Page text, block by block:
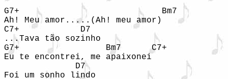
G7+                            Bm7
Ah! Meu amor.....(Ah! meu amor)
C7+            D7
...Tava tão sozinho
G7+                 Bm7      C7+
Eu te encontrei, me apaixonei
              D7
Foi um sonho lindo